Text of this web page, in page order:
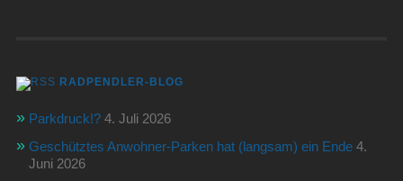
RADPENDLER-BLOG
Parkdruck!? 4. Juli 2026
Geschütztes Anwohner-Parken hat (langsam) ein Ende 4.
Juni 2026